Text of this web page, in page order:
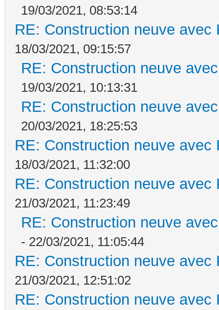
19/03/2021, 08:53:14
RE: Construction neuve avec
18/03/2021, 09:15:57
RE: Construction neuve
19/03/2021, 10:13:31
RE: Construction neuve
20/03/2021, 18:25:53
RE: Construction neuve avec
18/03/2021, 11:32:00
RE: Construction neuve avec
21/03/2021, 11:23:49
RE: Construction neuve
- 22/03/2021, 11:05:44
RE: Construction neuve avec
21/03/2021, 12:51:02
RE: Construction neuve avec